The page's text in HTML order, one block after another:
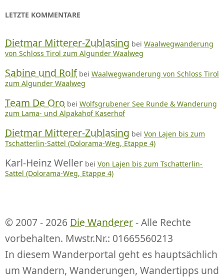
LETZTE KOMMENTARE
Dietmar Mitterer-Zublasing bei Waalwegwanderung
von Schloss Tirol zum Algunder Waalweg
Sabine und Rolf bei Waalwegwanderung von Schloss Tirol
zum Algunder Waalweg
Team De Oro bei Wolfsgrubener See Runde & Wanderung
zum Lama- und Alpakahof Kaserhof
Dietmar Mitterer-Zublasing bei Von Lajen bis zum
Tschatterlin-Sattel (Dolorama-Weg, Etappe 4)
Karl-Heinz Weller bei Von Lajen bis zum Tschatterlin-
Sattel (Dolorama-Weg, Etappe 4)
© 2007 - 2026 Die Wanderer- Alle Rechte
vorbehalten. Mwstr.Nr.: 01665560213
In diesem Wanderportal geht es hauptsächlich
um Wandern, Wanderungen, Wandertipps und